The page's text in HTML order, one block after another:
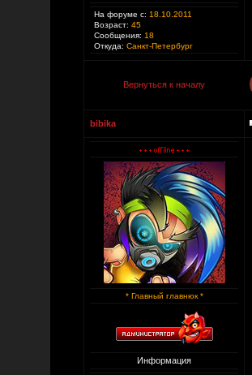
На форуме с: 18.10.2011
Возраст: 45
Сообщения: 18
Откуда: Санкт-Петербург
Вернуться к началу
bibika
* Главный главнюк *
Информация